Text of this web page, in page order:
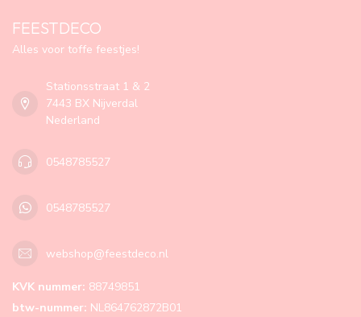
FEESTDECO
Alles voor toffe feestjes!
Stationsstraat 1 & 2
7443 BX Nijverdal
Nederland
0548785527
0548785527
webshop@feestdeco.nl
KVK nummer: 88749851
btw-nummer: NL864762872B01